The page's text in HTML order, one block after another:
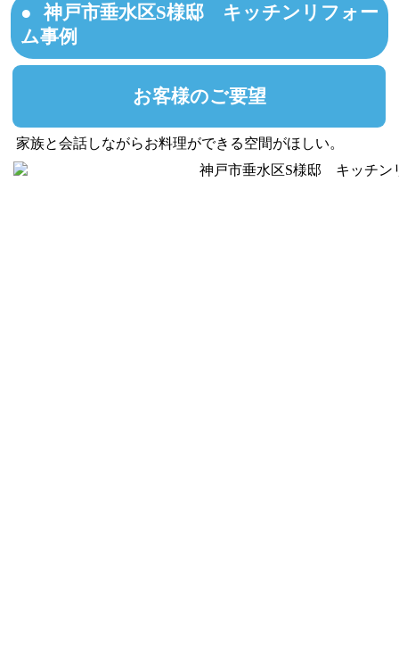
神戸市垂水区S様邸 キッチンリフォー
ム事例
お客様のご要望
家族と会話しながらお料理ができる空間がほしい。